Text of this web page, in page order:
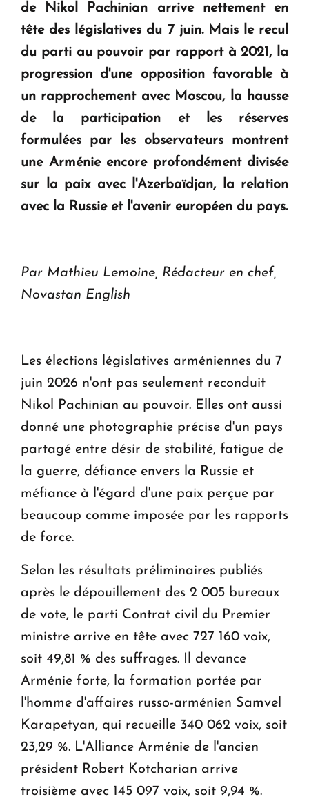
" Tant qu'il n'existe pas d'alternative concrète, la
question d'un référendum ne se pose pas. "
KASA : 30 ans d'audace, de résilience et d'avenir
en Arménie
de Nikol Pachinian arrive nettement en
tête des législatives du 7 juin. Mais le recul
du parti au pouvoir par rapport à 2021, la
progression d'une opposition favorable à
un rapprochement avec Moscou, la hausse
de la participation et les réserves
formulées par les observateurs montrent
une Arménie encore profondément divisée
sur la paix avec l'Azerbaïdjan, la relation
avec la Russie et l'avenir européen du pays.
Par Mathieu Lemoine, Rédacteur en chef,
Novastan English
Les élections législatives arméniennes du 7
juin 2026 n'ont pas seulement reconduit
Nikol Pachinian au pouvoir. Elles ont aussi
donné une photographie précise d'un pays
partagé entre désir de stabilité, fatigue de
la guerre, défiance envers la Russie et
méfiance à l'égard d'une paix perçue par
beaucoup comme imposée par les rapports
de force.
Selon les résultats préliminaires publiés
après le dépouillement des 2 005 bureaux
de vote, le parti Contrat civil du Premier
ministre arrive en tête avec 727 160 voix,
soit 49,81 % des suffrages. Il devance
Arménie forte, la formation portée par
l'homme d'affaires russo-arménien Samvel
Karapetyan, qui recueille 340 062 voix, soit
23,29 %. L'Alliance Arménie de l'ancien
président Robert Kotcharian arrive
troisième avec 145 097 voix, soit 9,94 %.